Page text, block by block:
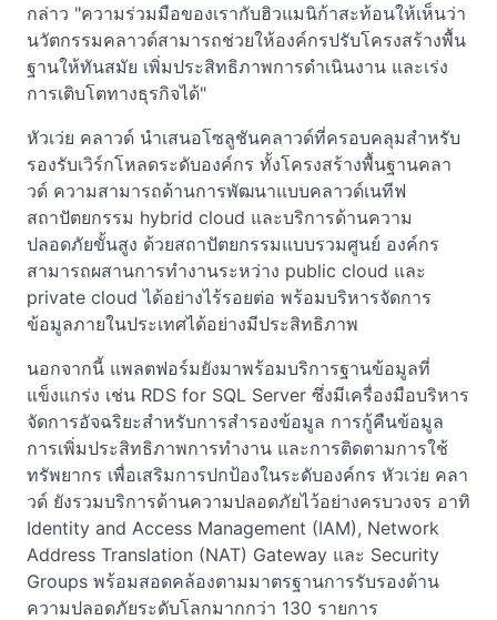
กล่าว "ความร่วมมือของเรากับฮิวแมนิก้าสะท้อนให้เห็นว่า
นวัตกรรมคลาวด์สามารถช่วยให้องค์กรปรับโครงสร้างพื้น
ฐานให้ทันสมัย เพิ่มประสิทธิภาพการดำเนินงาน และเร่ง
การเติบโตทางธุรกิจได้"
หัวเว่ย คลาวด์ นำเสนอโซลูชันคลาวด์ที่ครอบคลุมสำหรับ
รองรับเวิร์กโหลดระดับองค์กร ทั้งโครงสร้างพื้นฐานคลา
วด์ ความสามารถด้านการพัฒนาแบบคลาวด์เนทีฟ
สถาปัตยกรรม hybrid cloud และบริการด้านความ
ปลอดภัยขั้นสูง ด้วยสถาปัตยกรรมแบบรวมศูนย์ องค์กร
สามารถผสานการทำงานระหว่าง public cloud และ
private cloud ได้อย่างไร้รอยต่อ พร้อมบริหารจัดการ
ข้อมูลภายในประเทศได้อย่างมีประสิทธิภาพ
นอกจากนี้ แพลตฟอร์มยังมาพร้อมบริการฐานข้อมูลที่
แข็งแกร่ง เช่น RDS for SQL Server ซึ่งมีเครื่องมือบริหาร
จัดการอัจฉริยะสำหรับการสำรองข้อมูล การกู้คืนข้อมูล
การเพิ่มประสิทธิภาพการทำงาน และการติดตามการใช้
ทรัพยากร เพื่อเสริมการปกป้องในระดับองค์กร หัวเว่ย คลา
วด์ ยังรวมบริการด้านความปลอดภัยไว้อย่างครบวงจร อาทิ
Identity and Access Management (IAM), Network
Address Translation (NAT) Gateway และ Security
Groups พร้อมสอดคล้องตามมาตรฐานการรับรองด้าน
ความปลอดภัยระดับโลกมากกว่า 130 รายการ